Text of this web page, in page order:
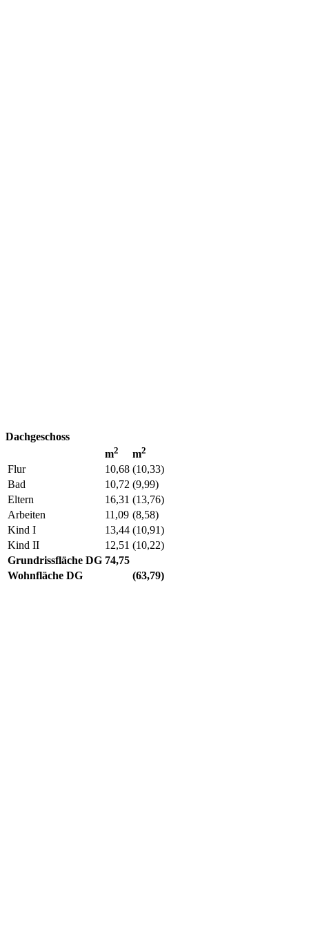
Dachgeschoss
m2 m2
Flur 10,68 (10,33)
Bad
10,72 (9,99)
Eltern
16,31 (13,76)
Arbeiten
11,09 (8,58)
Kind I
13,44 (10,91)
Kind II
12,51 (10,22)
Grundrissfläche DG 74,75
Wohnfläche DG
(63,79)